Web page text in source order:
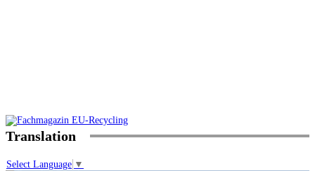
Translation
Select Language ▼